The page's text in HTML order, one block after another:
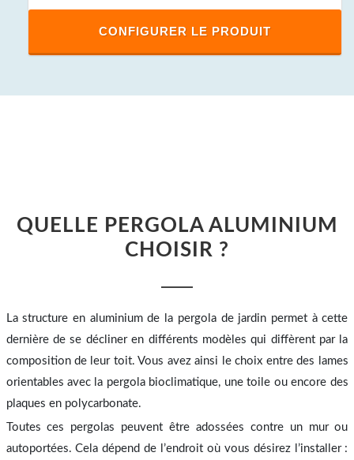
CONFIGURER LE PRODUIT
QUELLE PERGOLA ALUMINIUM
CHOISIR ?
La structure en aluminium de la pergola de jardin permet à cette
dernière de se décliner en différents modèles qui diffèrent par la
composition de leur toit. Vous avez ainsi le choix entre des lames
orientables avec la pergola bioclimatique, une toile ou encore des
plaques en polycarbonate.
Toutes ces pergolas peuvent être adossées contre un mur ou
autoportées. Cela dépend de l’endroit où vous désirez l’installer :